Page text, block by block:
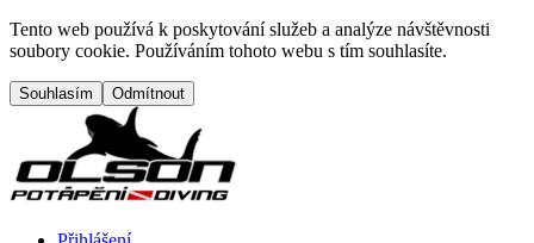
Přejít na hlavní obsah
Tento web používá k poskytování služeb a analýze návštěvnosti
soubory cookie. Používáním tohoto webu s tím souhlasíte.